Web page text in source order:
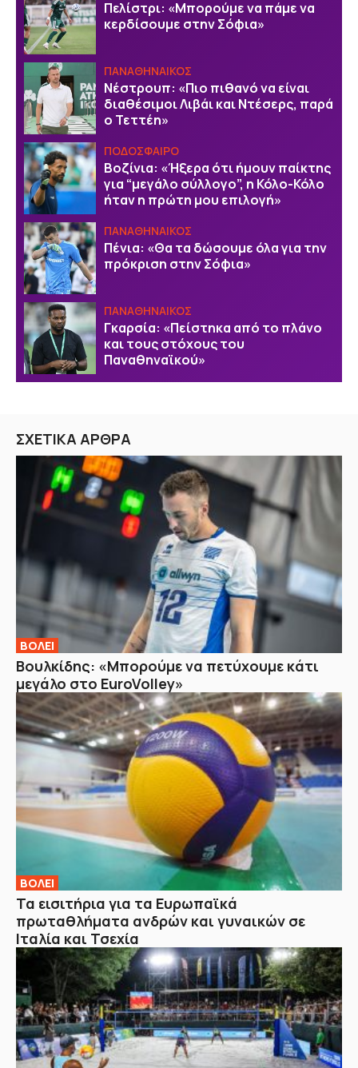
Πελίστρι: «Μπορούμε να πάμε να
κερδίσουμε στην Σόφια»
ΠΑΝΑΘΗΝΑΙΚΟΣ
Νέστρουπ: «Πιο πιθανό να είναι
διαθέσιμοι Λιβάι και Ντέσερς, παρά
ο Τεττέη»
ΠΟΔΟΣΦΑΙΡΟ
Βοζίνια: «Ήξερα ότι ήμουν παίκτης
για “μεγάλο σύλλογο”, η Κόλο-Κόλο
ήταν η πρώτη μου επιλογή»
ΠΑΝΑΘΗΝΑΙΚΟΣ
Πένια: «Θα τα δώσουμε όλα για την
πρόκριση στην Σόφια»
ΠΑΝΑΘΗΝΑΙΚΟΣ
Γκαρσία: «Πείστηκα από το πλάνο
και τους στόχους του
Παναθηναϊκού»
ΣΧΕΤΙΚΑ ΑΡΘΡΑ
ΒOΛΕΙ
Βουλκίδης: «Μπορούμε να πετύχουμε κάτι
μεγάλο στο EuroVolley»
ΒOΛΕΙ
Τα εισιτήρια για τα Ευρωπαϊκά
πρωταθλήματα ανδρών και γυναικών σε
Ιταλία και Τσεχία